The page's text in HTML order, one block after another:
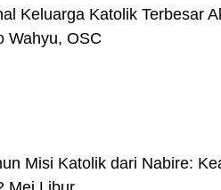
Keluarga Katolik Terbesar
Wahyu, OSC
Misi Katolik dari Nabire: